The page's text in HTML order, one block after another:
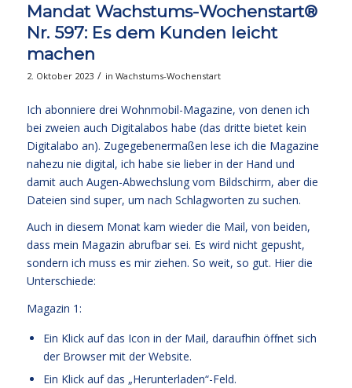
Mandat Wachstums-Wochenstart®
Nr. 597: Es dem Kunden leicht
machen
2. Oktober 2023 / in Wachstums-Wochenstart
Ich abonniere drei Wohnmobil-Magazine, von denen ich
bei zweien auch Digitalabos habe (das dritte bietet kein
Digitalabo an). Zugegebenermaßen lese ich die Magazine
nahezu nie digital, ich habe sie lieber in der Hand und
damit auch Augen-Abwechslung vom Bildschirm, aber die
Dateien sind super, um nach Schlagworten zu suchen.
Auch in diesem Monat kam wieder die Mail, von beiden,
dass mein Magazin abrufbar sei. Es wird nicht gepusht,
sondern ich muss es mir ziehen. So weit, so gut. Hier die
Unterschiede:
Magazin 1:
Ein Klick auf das Icon in der Mail, daraufhin öffnet sich
der Browser mit der Website.
Ein Klick auf das „Herunterladen“-Feld.